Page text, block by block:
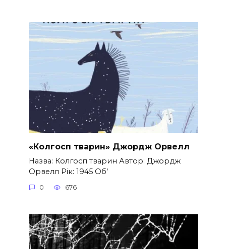
«Колгосп тварин» Джордж Орвелл
Назва: Колгосп тварин Автор: Джордж
Орвелл Рік: 1945 Об’
0 676